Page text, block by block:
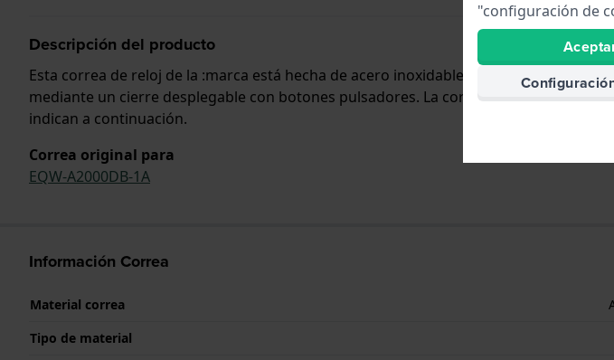
Descripción del producto
Esta correa de reloj de la :marca está hecha de acero inoxidable y se adjunta al
mediante un cierre desplegable con botones pulsadores. La correa no tiene
indican a continuación.
Correa original para
EQW-A2000DB-1A
Información Correa
Material correa
Tipo de material
"configuración de